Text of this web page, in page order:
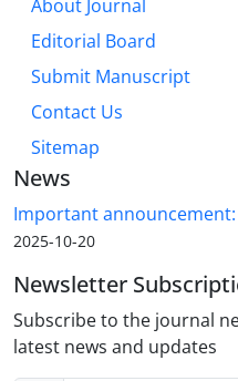
About Journal
Editorial Board
Submit Manuscript
Contact Us
Sitemap
News
Important
2025-10-20
Newsletter
Subscribe to the journal
latest news and updates